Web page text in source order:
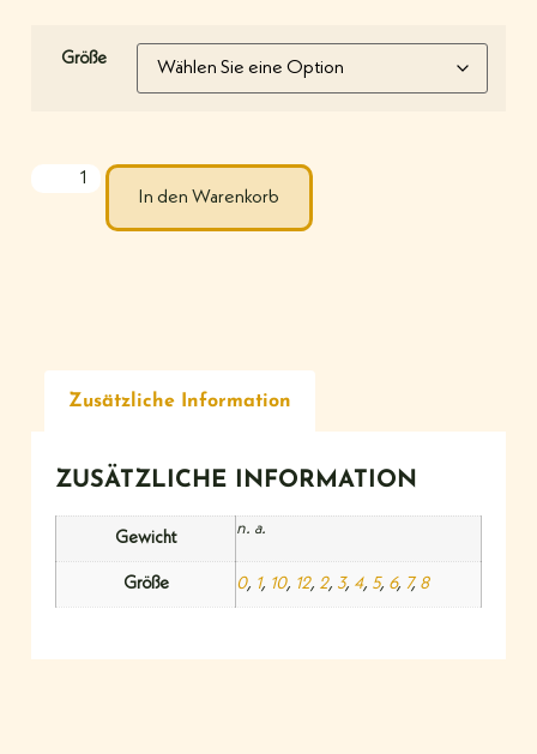
Größe
In den Warenkorb
Zusätzliche Information
ZUSÄTZLICHE INFORMATION
Gewicht
n. a.
Größe 0, 1, 10, 12, 2, 3, 4, 5, 6, 7, 8